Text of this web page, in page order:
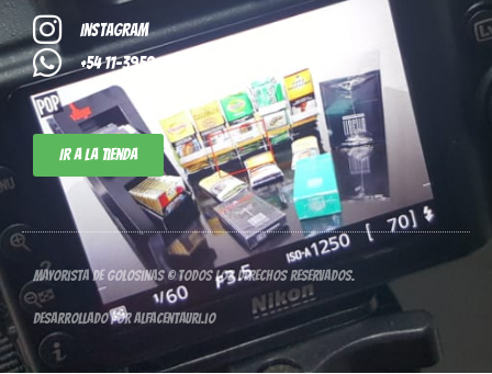
Instagram
+54 11-3952-8296
Ir a la tienda
Mayorista de Golosinas © Todos los derechos reservados.
Desarrollado por alfacentauri.io